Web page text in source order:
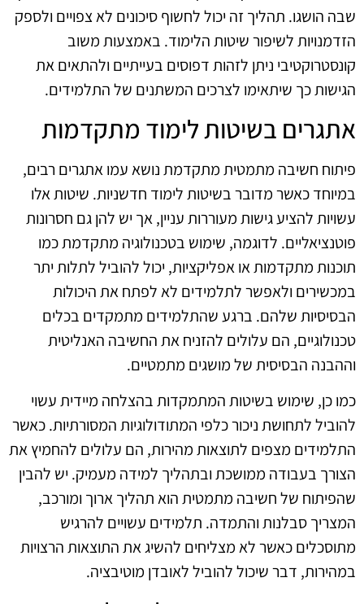
שבה הושגו. תהליך זה יכול לחשוף סיכונים לא צפויים ולספק
הזדמנויות לשיפור שיטות הלימוד. באמצעות משוב
קונסטרוקטיבי ניתן לזהות דפוסים בעייתיים ולהתאים את
הגישות כך שיתאימו לצרכים המשתנים של התלמידים.
אתגרים בשיטות לימוד מתקדמות
פיתוח חשיבה מתמטית מתקדמת נושא עמו אתגרים רבים,
במיוחד כאשר מדובר בשיטות לימוד חדשניות. שיטות אלו
עשויות להציע גישות מעוררות עניין, אך יש להן גם חסרונות
פוטנציאליים. לדוגמה, שימוש בטכנולוגיה מתקדמת כמו
תוכנות מתקדמות או אפליקציות, יכול להוביל לתלות יתר
במכשירים ולאפשר לתלמידים לא לפתח את היכולות
הבסיסיות שלהם. ברגע שהתלמידים מתמקדים בכלים
טכנולוגיים, הם עלולים להזניח את החשיבה האנליטית
וההבנה הבסיסית של מושגים מתמטיים.
כמו כן, שימוש בשיטות המתמקדות בהצלחה מיידית עשוי
להוביל לתחושת ניכור כלפי המתודולוגיות המסורתיות. כאשר
התלמידים מצפים לתוצאות מהירות, הם עלולים להחמיץ את
הצורך בעבודה ממושכת ובתהליך למידה מעמיק. יש להבין
שהפיתוח של חשיבה מתמטית הוא תהליך ארוך ומורכב,
המצריך סבלנות והתמדה. תלמידים עשויים להרגיש
מתוסכלים כאשר לא מצליחים להשיג את התוצאות הרצויות
במהירות, דבר שיכול להוביל לאובדן מוטיבציה.